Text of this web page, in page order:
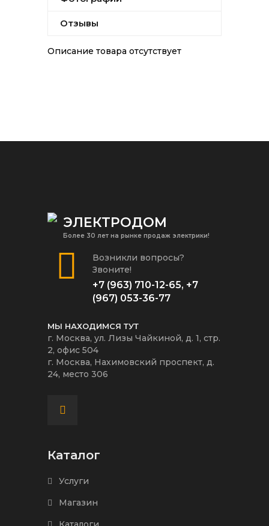
Отзывы
Описание товара отсутствует
ЭЛЕКТРОДОМ
Более 30 лет на рынке продаж электрики!
Возникли вопросы?
Звоните!
+7 (963) 710-12-65, +7
(967) 053-36-77
МЫ НАХОДИМСЯ ТУТ
г. Москва, ул. Лизы Чайкиной, д. 1, стр.
2, офис 504
г. Москва, Нахимовский проспект, д.
24, место 306
Каталог
Услуги
Магазин